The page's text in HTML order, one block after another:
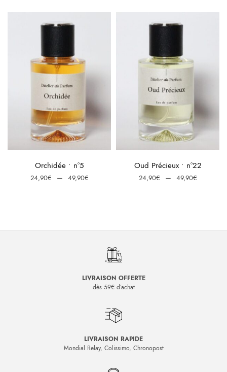
Choix des options
Orchidée • n°5
24,90€ – 49,90€
Choix des options
Oud Précieux • n°22
24,90€ – 49,90€
LIVRAISON OFFERTE
dès 59€ d’achat
LIVRAISON RAPIDE
Mondial Relay, Colissimo, Chronopost